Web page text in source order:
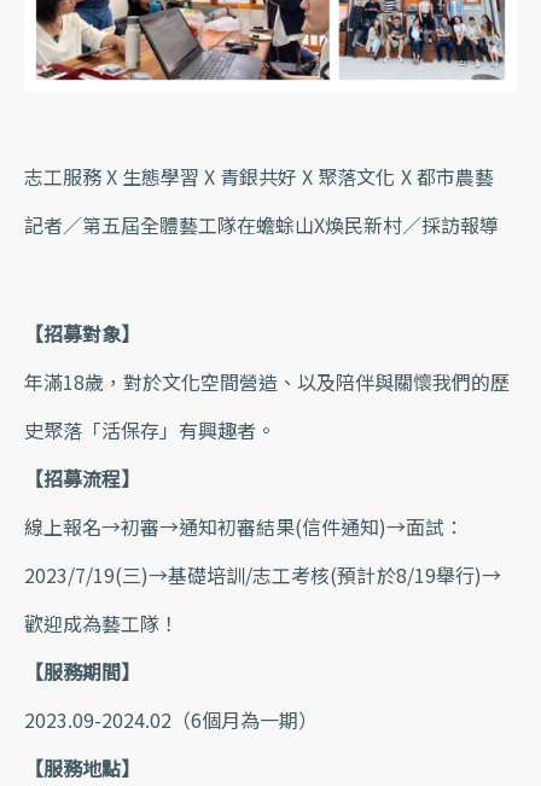
志工服務 X 生態學習 X 青銀共好 X 聚落文化 X 都市農藝
記者／第五屆全體藝工隊在蟾蜍山X煥民新村／採訪報導
【招募對象】
年滿18歲，對於文化空間營造、以及陪伴與關懷我們的歷
史聚落「活保存」有興趣者。
【招募流程】
線上報名→初審→通知初審結果(信件通知)→面試：
2023/7/19(三)→基礎培訓/志工考核(預計於8/19舉行)→
歡迎成為藝工隊！
【服務期間】
2023.09-2024.02（6個月為一期）​󠀠
【服務地點】